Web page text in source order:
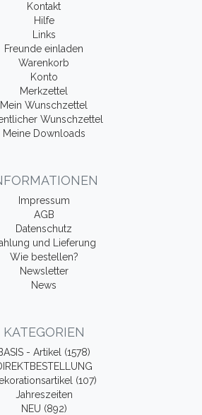
Kontakt
Hilfe
Links
Freunde einladen
Warenkorb
Konto
Merkzettel
Mein Wunschzettel
Wunschzettel
Meine Downloads
Impressum
AGB
Datenschutz
und Lieferung
Wie bestellen?
Newsletter
News
KATEGORIEN
- Artikel (1578)
(107)
Jahreszeiten
NEU (892)